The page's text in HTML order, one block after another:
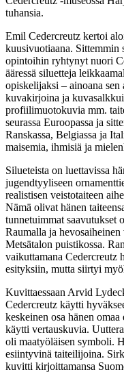
tuhansia.
Emil Cedercreutz kertoi
kuusivuotiaana. Sittemmin
opintoihin ryhtynyt nuori
ääressä siluetteja
opiskelijaksi – ainoana sen
kuvakirjoina ja
profiilimuotokuvia mm.
seurassa Euroopassa ja
Ranskassa, Belgiassa ja
maisemia, ihmisiä ja
Silueteista on luettavissa
jugendtyyliseen
realistisen veistotaiteen
Nämä olivat hänen
tunnetuimmat saavutukset
Raumalla ja
Metsätalon puistikossa.
vaikuttamana Cedercreutz
esityksiin, mutta siirtyi
Kuvittaessaan Arvid
Cedercreutz käytti
keskeinen osa hänen
käytti vertauskuvia.
oli maatyöläisen symboli.
esiintyvinä taiteilijoina.
kuvitti kirjoittamansa